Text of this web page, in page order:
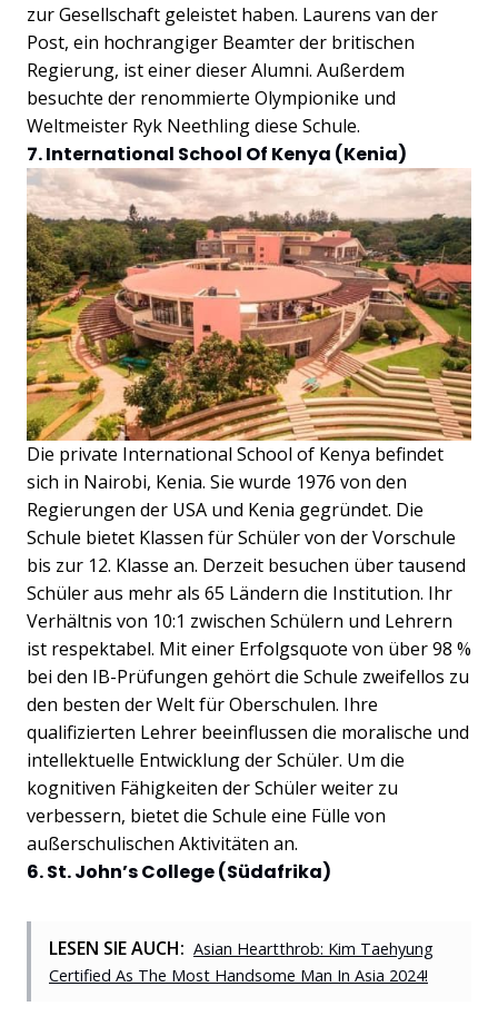
zur Gesellschaft geleistet haben. Laurens van der
Post, ein hochrangiger Beamter der britischen
Regierung, ist einer dieser Alumni. Außerdem
besuchte der renommierte Olympionike und
Weltmeister Ryk Neethling diese Schule.
7. International School Of Kenya (Kenia)
Die private International School of Kenya befindet
sich in Nairobi, Kenia. Sie wurde 1976 von den
Regierungen der USA und Kenia gegründet. Die
Schule bietet Klassen für Schüler von der Vorschule
bis zur 12. Klasse an. Derzeit besuchen über tausend
Schüler aus mehr als 65 Ländern die Institution. Ihr
Verhältnis von 10:1 zwischen Schülern und Lehrern
ist respektabel. Mit einer Erfolgsquote von über 98 %
bei den IB-Prüfungen gehört die Schule zweifellos zu
den besten der Welt für Oberschulen. Ihre
qualifizierten Lehrer beeinflussen die moralische und
intellektuelle Entwicklung der Schüler. Um die
kognitiven Fähigkeiten der Schüler weiter zu
verbessern, bietet die Schule eine Fülle von
außerschulischen Aktivitäten an.
6. St. John’s College (Südafrika)
LESEN SIE AUCH: Asian Heartthrob: Kim Taehyung
Certified As The Most Handsome Man In Asia 2024!